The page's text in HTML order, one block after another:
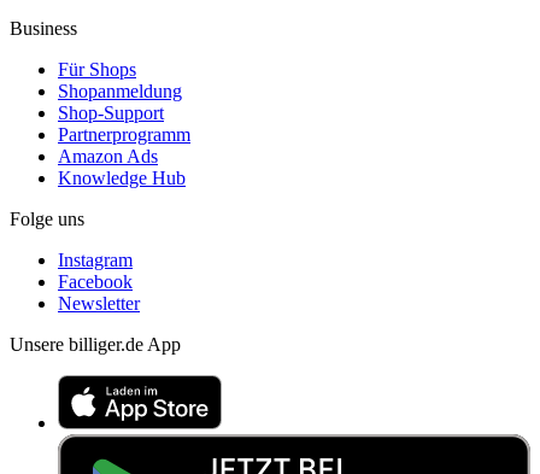
Business
Für Shops
Shopanmeldung
Shop-Support
Partnerprogramm
Amazon Ads
Knowledge Hub
Folge uns
Instagram
Facebook
Newsletter
Unsere billiger.de App